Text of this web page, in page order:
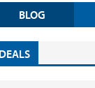
BLOG
DEALS